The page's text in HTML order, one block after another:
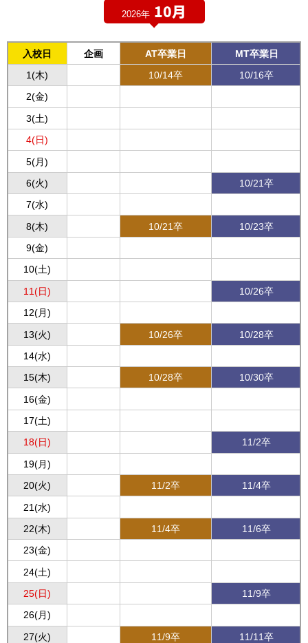
2026年 10月
入校日 企画 AT卒業日
MT卒業日
1(木)
10/14卒
10/16卒
2(金)
3(土)
4(日)
5(月)
6(火)
10/21卒
7(水)
8(木)
10/21卒
10/23卒
9(金)
10(土)
11(日)
10/26卒
12(月)
13(火)
10/26卒
10/28卒
14(水)
15(木)
10/28卒
10/30卒
16(金)
17(土)
18(日)
11/2卒
19(月)
20(火)
11/2卒
11/4卒
21(水)
22(木)
11/4卒
11/6卒
23(金)
24(土)
25(日)
11/9卒
26(月)
27(火)
11/9卒
11/11卒